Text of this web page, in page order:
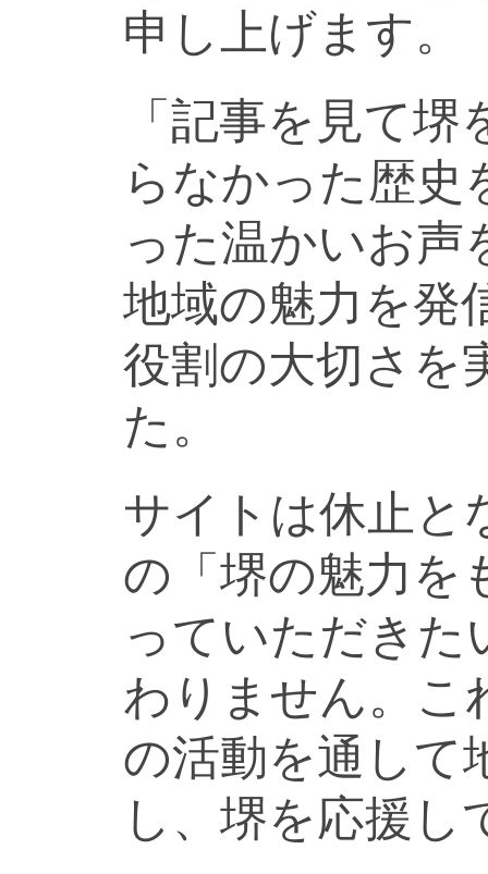
申し上げます。
「記事を見て
らなかった歴史
った温かいお声
地域の魅力を発
役割の大切さを
た。
サイトは休止と
の「堺の魅力を
っていただきた
わりません。こ
の活動を通して
し、堺を応援し